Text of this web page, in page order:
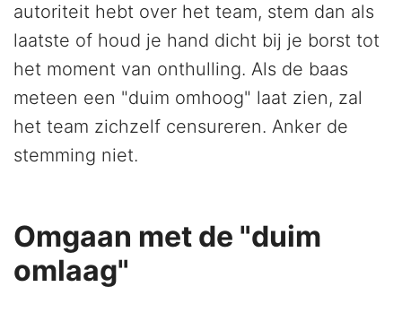
autoriteit hebt over het team, stem dan als
laatste of houd je hand dicht bij je borst tot
het moment van onthulling. Als de baas
meteen een "duim omhoog" laat zien, zal
het team zichzelf censureren. Anker de
stemming niet.
Omgaan met de "duim
omlaag"